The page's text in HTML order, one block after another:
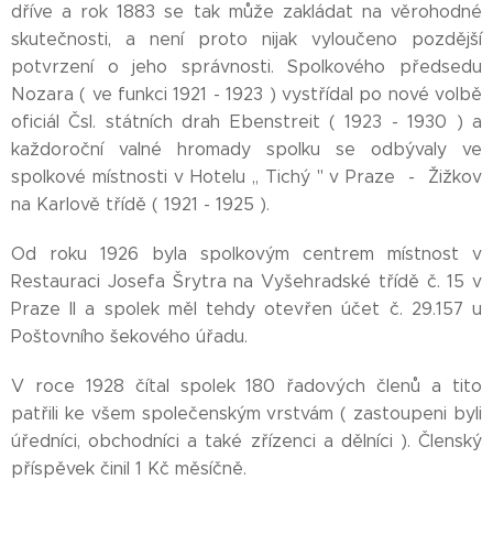
dříve a rok 1883 se tak může zakládat na věrohodné
skutečnosti, a není proto nijak vyloučeno pozdější
potvrzení o jeho správnosti. Spolkového předsedu
Nozara ( ve funkci 1921 - 1923 ) vystřídal po nové volbě
oficiál Čsl. státních drah Ebenstreit ( 1923 - 1930 ) a
každoroční valné hromady spolku se odbývaly ve
spolkové místnosti v Hotelu ,, Tichý '' v Praze - Žižkov
na Karlově třídě ( 1921 - 1925 ).
Od roku 1926 byla spolkovým centrem místnost v
Restauraci Josefa Šrytra na Vyšehradské třídě č. 15 v
Praze II a spolek měl tehdy otevřen účet č. 29.157 u
Poštovního šekového úřadu.
V roce 1928 čítal spolek 180 řadových členů a tito
patřili ke všem společenským vrstvám ( zastoupeni byli
úředníci, obchodníci a také zřízenci a dělníci ). Členský
příspěvek činil 1 Kč měsíčně.